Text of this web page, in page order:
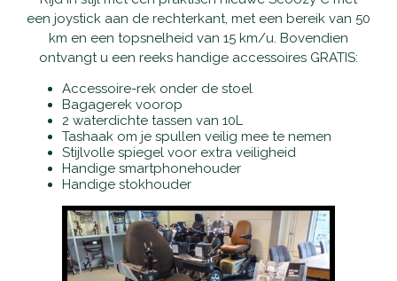
Contact
Pechhulp
Haal- en brengservice
Verzekering
Garantie
Alles-in-één pakket
Aanpassingen
Opvouwbare scootmobielen
Private Lease scootmobielen
Tweedehands scootmobielen
Rollators
Rolstoelen
Accessoires
Openingstijden
een joystick aan de rechterkant, met een bereik van 50
km en een topsnelheid van 15 km/u. Bovendien
ontvangt u een reeks handige accessoires GRATIS:
Accessoire-rek onder de stoel
Bagagerek voorop
2 waterdichte tassen van 10L
Tashaak om je spullen veilig mee te nemen
Stijlvolle spiegel voor extra veiligheid
Handige smartphonehouder
Handige stokhouder